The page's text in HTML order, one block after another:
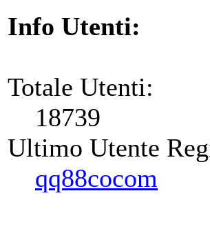
Info Utenti:
Totale Utenti:
18739
Ultimo Utente
qq88cocom